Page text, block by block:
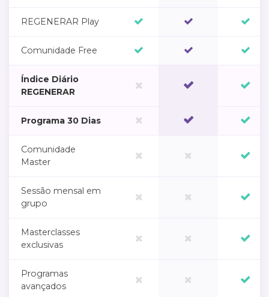
REGENERAR Play
Comunidade Free
Índice Diário
REGENERAR
Programa 30 Dias
Comunidade
Master
Sessão mensal em
grupo
Masterclasses
exclusivas
Programas
avançados